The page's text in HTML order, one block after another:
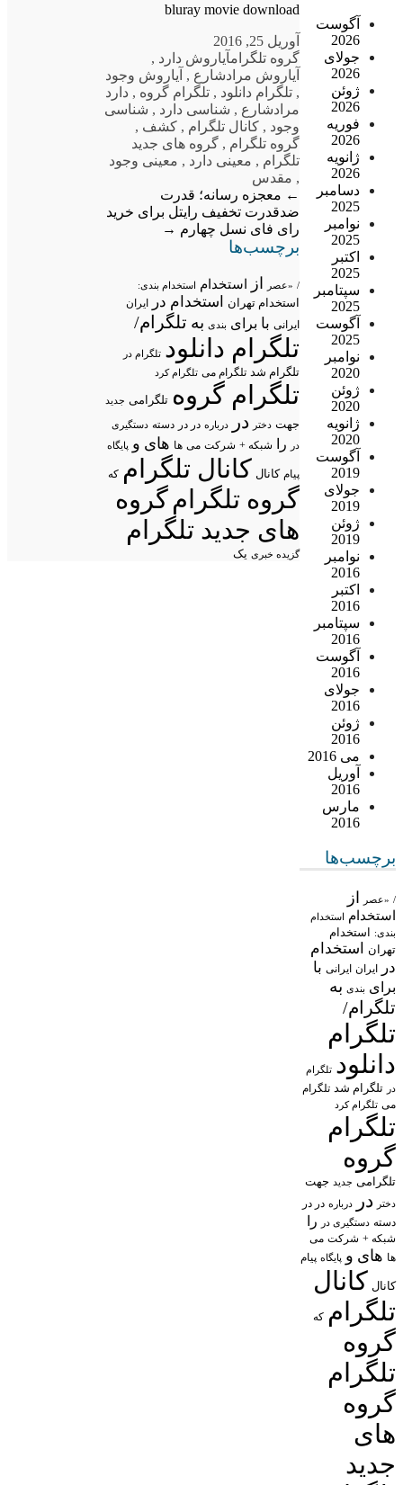
آگوست
2026
جولای
2026
ژوئن
2026
فوریه
2026
ژانویه
2026
دسامبر
2025
نوامبر
2025
اکتبر
2025
سپتامبر
2025
آگوست
2025
نوامبر
2020
ژوئن
2020
ژانویه
2020
آگوست
2019
جولای
2019
ژوئن
2019
نوامبر
2016
اکتبر
2016
سپتامبر
2016
آگوست
2016
جولای
2016
ژوئن
2016
می 2016
آوریل
2016
مارس
2016
برچسب‌ها
/ «عصر از
استخدام استخدام
بندی: استخدام
تهران
استخدام
در
ایران ایرانی با
برای بندی به
تلگرام/
تلگرام
دانلود تلگرام
در تلگرام شد تلگرام
می تلگرام کرد
تلگرام
گروه
تلگرامی جدید جهت
دختر در درباره در در
دسته دستگیری در را
شبکه + شرکت می
ها های و پایگاه پیام
کانال کانال
تلگرام که
گروه
تلگرام
گروه
های
جدید
bluray movie download
آوریل 25, 2016
گروه تلگرامآیاروش دارد ,
آیاروش مرادشارع , آیاروش وجود
, تلگرام دانلود , تلگرام گروه , دارد
مرادشارع , شناسی دارد , شناسی
وجود , کانال تلگرام , کشف ,
گروه تلگرام , گروه های جدید
تلگرام , معینی دارد , معینی وجود
, مقدس
← معجزه رسانه؛ قدرت
ضدقدرت تخفیف رایتل برای خرید
رای فای نسل چهارم →
برچسب‌ها
/ «عصر از استخدام استخدام بندی:
استخدام تهران استخدام در ایران
ایرانی با برای بندی به تلگرام/
تلگرام دانلود تلگرام در
تلگرام شد تلگرام می تلگرام کرد
تلگرام گروه تلگرامی جدید
جهت دختر در درباره در در دسته دستگیری
در
را شبکه + شرکت می ها های و پایگاه
پیام کانال کانال تلگرام که
گروه تلگرامگروه
های جدید تلگرام
گزیده خبری یک